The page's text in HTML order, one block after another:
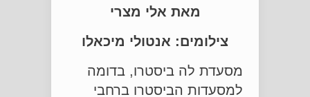
מאת אלי מצרי
צילומים: אנטולי מיכאלו
מסעדת לה ביסטרו, בדומה
למסעדות הביסטרו ברחבי